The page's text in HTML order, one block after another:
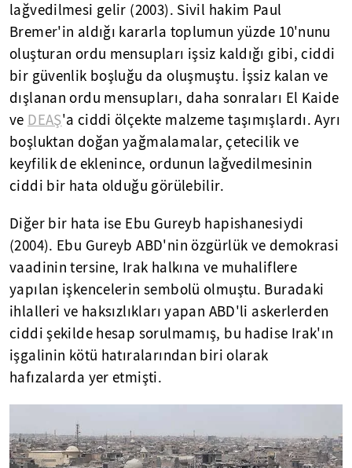
lağvedilmesi gelir (2003). Sivil hakim Paul
Bremer'in aldığı kararla toplumun yüzde 10'nunu
oluşturan ordu mensupları işsiz kaldığı gibi, ciddi
bir güvenlik boşluğu da oluşmuştu. İşsiz kalan ve
dışlanan ordu mensupları, daha sonraları El Kaide
ve DEAŞ'a ciddi ölçekte malzeme taşımışlardı. Ayrı
boşluktan doğan yağmalamalar, çetecilik ve
keyfilik de eklenince, ordunun lağvedilmesinin
ciddi bir hata olduğu görülebilir.
Diğer bir hata ise Ebu Gureyb hapishanesiydi
(2004). Ebu Gureyb ABD'nin özgürlük ve demokrasi
vaadinin tersine, Irak halkına ve muhaliflere
yapılan işkencelerin sembolü olmuştu. Buradaki
ihlalleri ve haksızlıkları yapan ABD'li askerlerden
ciddi şekilde hesap sorulmamış, bu hadise Irak'ın
işgalinin kötü hatıralarından biri olarak
hafızalarda yer etmişti.